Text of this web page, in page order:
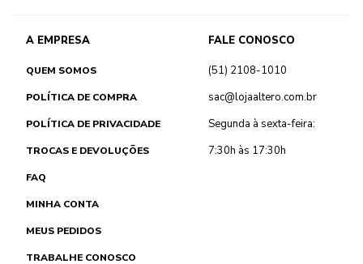
A EMPRESA
QUEM SOMOS
POLÍTICA DE COMPRA
POLÍTICA DE PRIVACIDADE
TROCAS E DEVOLUÇÕES
FAQ
MINHA CONTA
MEUS PEDIDOS
TRABALHE CONOSCO
FALE CONOSCO
(51) 2108-1010
sac@lojaaltero.com.br
Segunda à sexta-feira:
7:30h às 17:30h